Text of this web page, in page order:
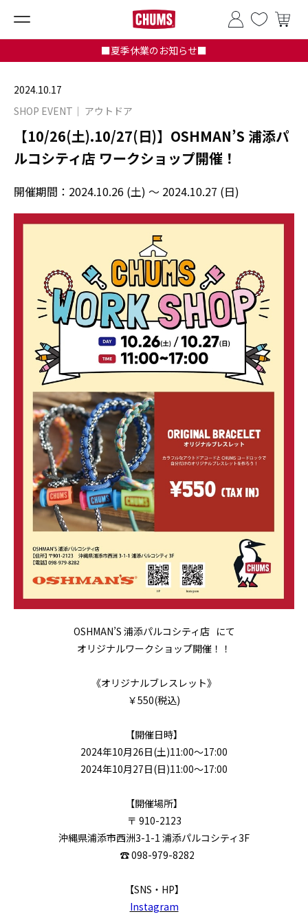
■夏季休業のお知らせ■
2024.10.17
SHOP EVENT
アウトドア
【10/26(土).10/27(日)】OSHMAN’S 浦添パ
ルコシティ店 ワークショップ開催！
開催期間： 2024.10.26 (土) ～ 2024.10.27 (日)
OSHMAN’S 浦添パルコシティ店 にて
オリジナルワークショップ開催！！
《オリジナルブレスレット》
￥550(税込)
【開催日時】
2024年10月26日(土)11:00～17:00
2024年10月27日(日)11:00～17:00
【開催場所】
〒 910-2123
沖縄県浦添市西洲3-1-1 浦添パルコシティ3F
☎ 098-979-8282
【SNS・HP】
Instagram